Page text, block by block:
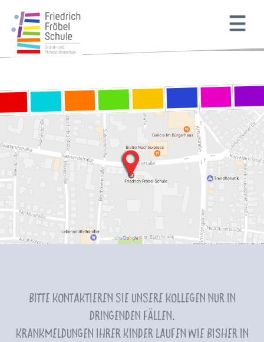
Bitte kontaktieren Sie unsere Kollegen nur in
dringenden Fällen.
Krankmeldungen Ihrer Kinder laufen wie bisher in